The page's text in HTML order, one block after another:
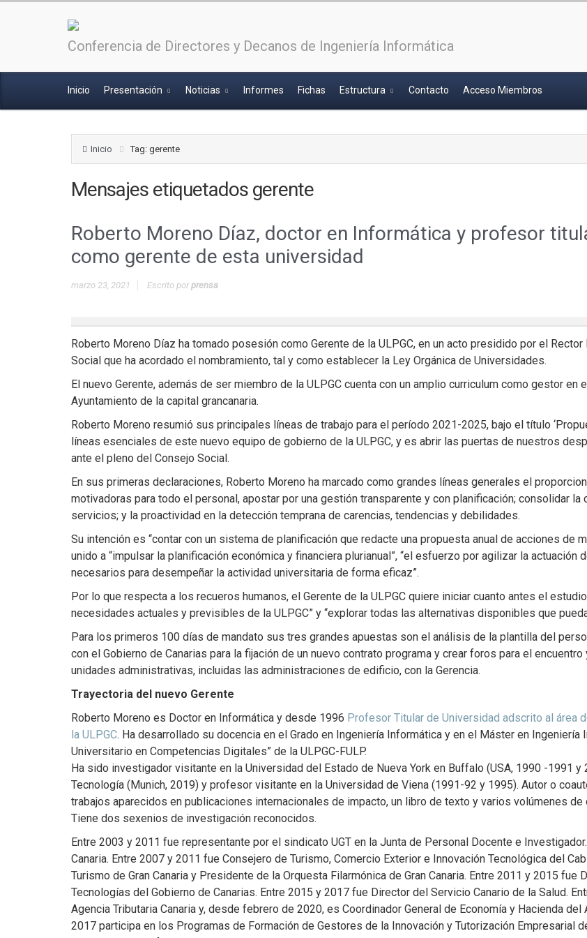
Conferencia de Directores y Decanos de Ingeniería Informática
Inicio Presentación Noticias Informes Fichas Estructura Contacto Acceso Miembros
Inicio Tag: gerente
Mensajes etiquetados gerente
Roberto Moreno Díaz, doctor en Informática y profesor
como gerente de esta universidad
marzo 23, 2021 Escrito porprensa
Roberto Moreno Díaz ha tomado posesión como Gerente de la ULPGC, en un acto presidido por el
Social que ha acordado el nombramiento, tal y como establecer la Ley Orgánica de Universidades.
El nuevo Gerente, además de ser miembro de la ULPGC cuenta con un amplio curriculum como gestor en
Ayuntamiento de la capital grancanaria.
Roberto Moreno resumió sus principales líneas de trabajo para el período 2021-2025, bajo el título
líneas esenciales de este nuevo equipo de gobierno de la ULPGC, y es abrir las puertas de nuestros
ante el pleno del Consejo Social.
En sus primeras declaraciones, Roberto Moreno ha marcado como grandes líneas generales el
motivadoras para todo el personal, apostar por una gestión transparente y con planificación; consolidar
servicios; y la proactividad en la detección temprana de carencias, tendencias y debilidades.
Su intención es “contar con un sistema de planificación que redacte una propuesta anual de acciones de
unido a “impulsar la planificación económica y financiera plurianual”, “el esfuerzo por agilizar la
necesarios para desempeñar la actividad universitaria de forma eficaz”.
Por lo que respecta a los recueros humanos, el Gerente de la ULPGC quiere iniciar cuanto antes el
necesidades actuales y previsibles de la ULPGC” y “explorar todas las alternativas disponibles que
Para los primeros 100 días de mandato sus tres grandes apuestas son el análisis de la plantilla del
con el Gobierno de Canarias para la fijación de un nuevo contrato programa y crear foros para el
unidades administrativas, incluidas las administraciones de edificio, con la Gerencia.
Trayectoria del nuevo Gerente
Roberto Moreno es Doctor en Informática y desde 1996 Profesor Titular de Universidad adscrito al área
la ULPGC. Ha desarrollado su docencia en el Grado en Ingeniería Informática y en el Máster en
Universitario en Competencias Digitales” de la ULPGC-FULP.
Ha sido investigador visitante en la Universidad del Estado de Nueva York en Buffalo (USA, 1990 -1991
Tecnología (Munich, 2019) y profesor visitante en la Universidad de Viena (1991-92 y 1995). Autor o
trabajos aparecidos en publicaciones internacionales de impacto, un libro de texto y varios volúmenes
Tiene dos sexenios de investigación reconocidos.
Entre 2003 y 2011 fue representante por el sindicato UGT en la Junta de Personal Docente e
Canaria. Entre 2007 y 2011 fue Consejero de Turismo, Comercio Exterior e Innovación Tecnológica del
Turismo de Gran Canaria y Presidente de la Orquesta Filarmónica de Gran Canaria. Entre 2011 y 2015
Tecnologías del Gobierno de Canarias. Entre 2015 y 2017 fue Director del Servicio Canario de la Salud.
Agencia Tributaria Canaria y, desde febrero de 2020, es Coordinador General de Economía y Hacienda
2017 participa en los Programas de Formación de Gestores de la Innovación y Tutorización Empresarial